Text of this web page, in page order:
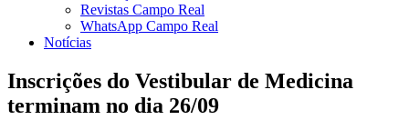
Revistas Campo Real
WhatsApp Campo Real
Notícias
Inscrições do Vestibular de Medicina
terminam no dia 26/09